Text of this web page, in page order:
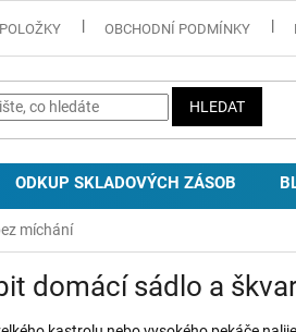
OBCHODNÍ PODMÍNKY
HLEDAT
ODKUP SKLADOVÝCH ZÁSOB
míchání
domácí sádlo a